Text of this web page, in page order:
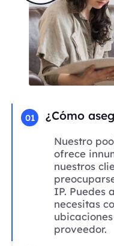
01 ¿Cómo
Nuestro
ofrece
nuestros
IP. Puedes
necesitas
proveedor.